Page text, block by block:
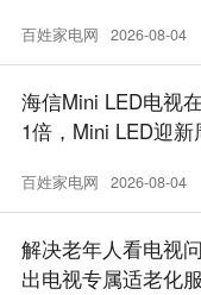
百姓家电网 2026-08-04
海信Mini LED电视
1倍，Mini LED迎新
百姓家电网 2026-08-04
解决老年人看电视
出电视专属适老化